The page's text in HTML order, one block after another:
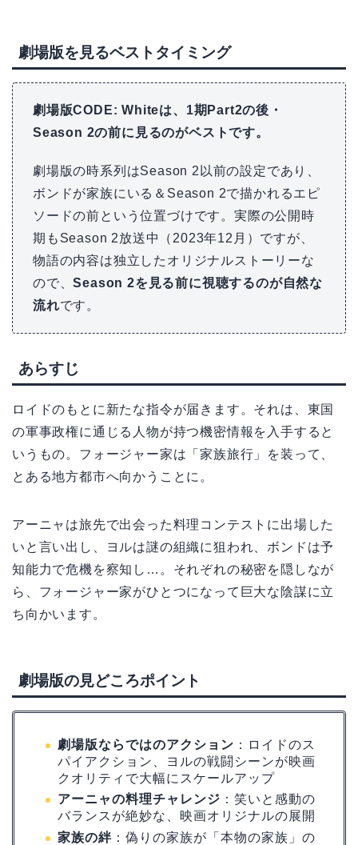
劇場版を見るベストタイミング
劇場版CODE: Whiteは、1期Part2の後・
Season 2の前に見るのがベストです。
劇場版の時系列はSeason 2以前の設定であり、
ボンドが家族にいる＆Season 2で描かれるエピ
ソードの前という位置づけです。実際の公開時
期もSeason 2放送中（2023年12月）ですが、
物語の内容は独立したオリジナルストーリーな
ので、Season 2を見る前に視聴するのが自然な
流れです。
あらすじ
ロイドのもとに新たな指令が届きます。それは、東国
の軍事政権に通じる人物が持つ機密情報を入手すると
いうもの。フォージャー家は「家族旅行」を装って、
とある地方都市へ向かうことに。
アーニャは旅先で出会った料理コンテストに出場した
いと言い出し、ヨルは謎の組織に狙われ、ボンドは予
知能力で危機を察知し…。それぞれの秘密を隠しなが
ら、フォージャー家がひとつになって巨大な陰謀に立
ち向かいます。
劇場版の見どころポイント
劇場版ならではのアクション ：ロイドのス
パイアクション、ヨルの戦闘シーンが映画
クオリティで大幅にスケールアップ
アーニャの料理チャレンジ ：笑いと感動の
バランスが絶妙な、映画オリジナルの展開
家族の絆 ：偽りの家族が「本物の家族」の